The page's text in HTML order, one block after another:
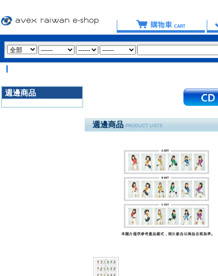
週邊商品
週邊商品 PRODUCT LISTS